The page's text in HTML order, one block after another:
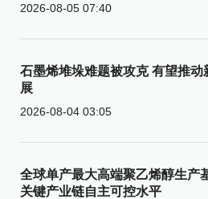
2026-08-05 07:40
石墨烯堆垛难题被攻克 有望推
展
2026-08-04 03:05
全球单产最大高端聚乙烯醇生产
关键产业链自主可控水平